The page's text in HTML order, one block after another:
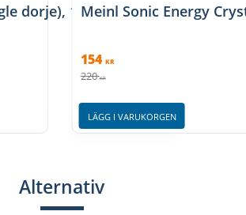
dorje), 11 cm, 700 g
Meinl Sonic Energy
154 KR
220 KR
LÄGG I VARUKORGEN
Alternativ